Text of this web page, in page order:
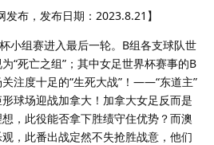
发布，发布日期：2023.8.21】
小组赛进入最后一轮。B组各支球队世
“死亡之组”；其中女足世界杯赛事的B
注度十足的“生死大战”！——“东道主”
球场迎战加拿大！加拿大女足反而是
，此役能否拿下胜绩守住优势？而澳
，此番出战定然不失抢胜战意，他们